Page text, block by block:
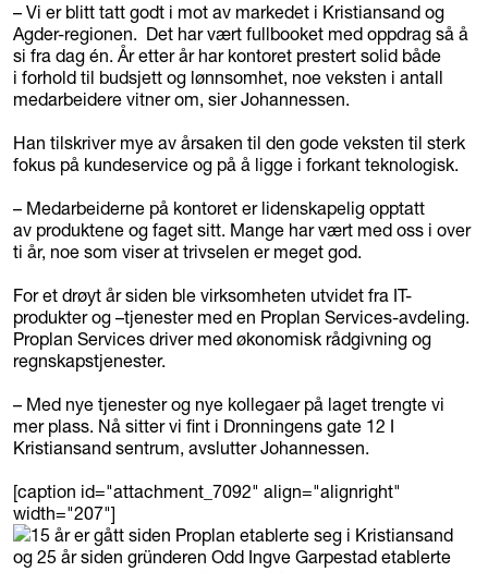
– Vi er blitt tatt godt i mot av markedet i Kristiansand og
Agder-regionen. Det har vært fullbooket med oppdrag så å
si fra dag én. År etter år har kontoret prestert solid både
i forhold til budsjett og lønnsomhet, noe veksten i antall
medarbeidere vitner om, sier Johannessen.
Han tilskriver mye av årsaken til den gode veksten til sterk
fokus på kundeservice og på å ligge i forkant teknologisk.
– Medarbeiderne på kontoret er lidenskapelig opptatt
av produktene og faget sitt. Mange har vært med oss i over
ti år, noe som viser at trivselen er meget god.
For et drøyt år siden ble virksomheten utvidet fra IT-
produkter og –tjenester med en Proplan Services-avdeling.
Proplan Services driver med økonomisk rådgivning og
regnskapstjenester.
– Med nye tjenester og nye kollegaer på laget trengte vi
mer plass. Nå sitter vi fint i Dronningens gate 12 I
Kristiansand sentrum, avslutter Johannessen.
[caption id="attachment_7092" align="alignright"
width="207"]